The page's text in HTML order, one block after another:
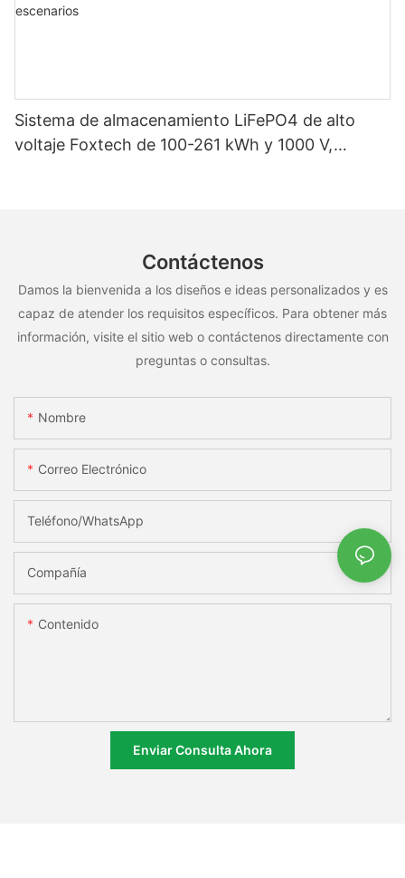
Sistema de almacenamiento LiFePO4 de alto
voltaje Foxtech de 100-261 kWh y 1000 V,
Contáctenos
Damos la bienvenida a los diseños e ideas personalizados y es
capaz de atender los requisitos específicos. Para obtener más
información, visite el sitio web o contáctenos directamente con
preguntas o consultas.
Nombre
Correo Electrónico
Teléfono/WhatsApp
Compañía
Contenido
Enviar Consulta Ahora